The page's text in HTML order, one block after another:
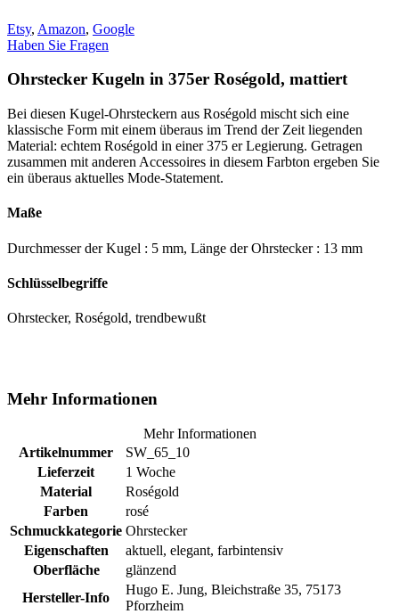
Etsy, Amazon, Google
Haben Sie Fragen
Ohrstecker Kugeln in 375er Roségold, mattiert
Bei diesen Kugel-Ohrsteckern aus Roségold mischt sich eine
klassische Form mit einem überaus im Trend der Zeit liegenden
Material: echtem Roségold in einer 375 er Legierung. Getragen
zusammen mit anderen Accessoires in diesem Farbton ergeben Sie
ein überaus aktuelles Mode-Statement.
Maße
Durchmesser der Kugel : 5 mm, Länge der Ohrstecker : 13 mm
Schlüsselbegriffe
Ohrstecker, Roségold, trendbewußt
Mehr Informationen
Mehr Informationen
Artikelnummer
SW_65_10
Lieferzeit
1 Woche
Material
Roségold
Farben
rosé
Schmuckkategorie Ohrstecker
Eigenschaften
aktuell, elegant, farbintensiv
Oberfläche
glänzend
Hersteller-Info
Hugo E. Jung, Bleichstraße 35, 75173
Pforzheim